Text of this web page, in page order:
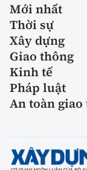
Mới nhất
Thời sự
Xây dựng
Giao thông
Kinh tế
Pháp luật
An toàn giao